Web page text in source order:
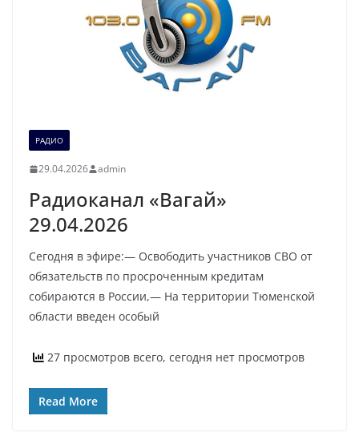
РАДИО
29.04.2026 admin
Радиоканал «Вагай»
29.04.2026
Сегодня в эфире:— Освободить участников СВО от
обязательств по просроченным кредитам
собираются в России,— На территории Тюменской
области введен особый
27 просмотров всего, сегодня нет просмотров
Read More